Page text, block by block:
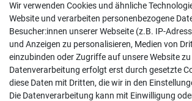
Follow us
Wir verwenden Cookies und ähnliche
Website und verarbeiten personenbezogene
Besucher:innen unserer Webseite (z.B. IP-
und Anzeigen zu personalisieren, Medien von
einzubinden oder Zugriffe auf unsere Website
Datenverarbeitung erfolgt erst durch gesetzte
diese Daten mit Dritten, die wir in den
Die Datenverarbeitung kann mit Einwilligung